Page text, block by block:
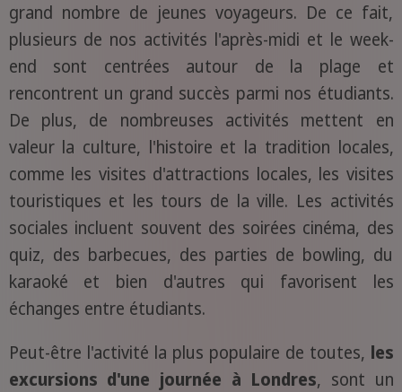
grand nombre de jeunes voyageurs. De ce fait,
plusieurs de nos activités l'après-midi et le week-
end sont centrées autour de la plage et
rencontrent un grand succès parmi nos étudiants.
De plus, de nombreuses activités mettent en
valeur la culture, l'histoire et la tradition locales,
comme les visites d'attractions locales, les visites
touristiques et les tours de la ville. Les activités
sociales incluent souvent des soirées cinéma, des
quiz, des barbecues, des parties de bowling, du
karaoké et bien d'autres qui favorisent les
échanges entre étudiants.
Peut-être l'activité la plus populaire de toutes, les
excursions d'une journée à Londres, sont un